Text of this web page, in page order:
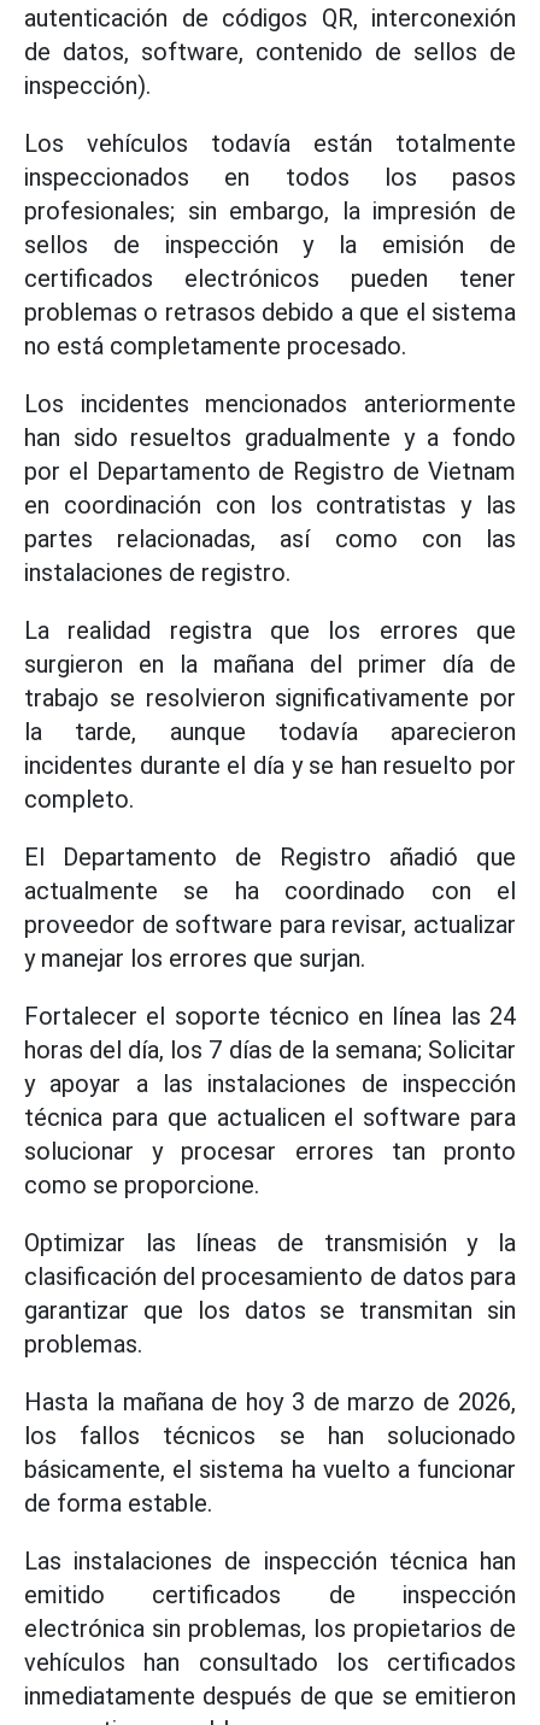
autenticación de códigos QR, interconexión
de datos, software, contenido de sellos de
inspección).
Los vehículos todavía están totalmente
inspeccionados en todos los pasos
profesionales; sin embargo, la impresión de
sellos de inspección y la emisión de
certificados electrónicos pueden tener
problemas o retrasos debido a que el sistema
no está completamente procesado.
Los incidentes mencionados anteriormente
han sido resueltos gradualmente y a fondo
por el Departamento de Registro de Vietnam
en coordinación con los contratistas y las
partes relacionadas, así como con las
instalaciones de registro.
La realidad registra que los errores que
surgieron en la mañana del primer día de
trabajo se resolvieron significativamente por
la tarde, aunque todavía aparecieron
incidentes durante el día y se han resuelto por
completo.
El Departamento de Registro añadió que
actualmente se ha coordinado con el
proveedor de software para revisar, actualizar
y manejar los errores que surjan.
Fortalecer el soporte técnico en línea las 24
horas del día, los 7 días de la semana; Solicitar
y apoyar a las instalaciones de inspección
técnica para que actualicen el software para
solucionar y procesar errores tan pronto
como se proporcione.
Optimizar las líneas de transmisión y la
clasificación del procesamiento de datos para
garantizar que los datos se transmitan sin
problemas.
Hasta la mañana de hoy 3 de marzo de 2026,
los fallos técnicos se han solucionado
básicamente, el sistema ha vuelto a funcionar
de forma estable.
Las instalaciones de inspección técnica han
emitido certificados de inspección
electrónica sin problemas, los propietarios de
vehículos han consultado los certificados
inmediatamente después de que se emitieron